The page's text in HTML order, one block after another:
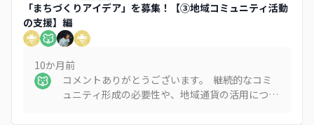
「まちづくりアイデア」を募集！【③地域コミュニティ活動
の支援】編
10か月前
コメントありがとうございます。 継続的なコミ
ュニティ形成の必要性や、地域通貨の活用につい